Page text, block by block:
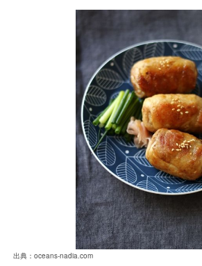
出典：oceans-nadia.com